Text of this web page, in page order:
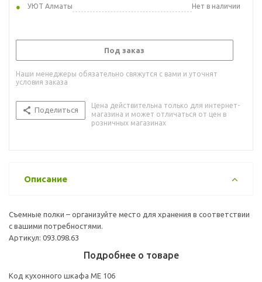
УЮТ Алматы
Нет в наличии
Под заказ
Наши менеджеры обязательно свяжутся с вами и уточнят
условия заказа
Поделиться
Цена действительна только для интернет-
магазина и может отличаться от цен в
розничных магазинах
Описание
Съемные полки – организуйте место для хранения в соответствии
с вашими потребностями.
Артикул: 093.098.63
Подробнее о товаре
Код кухонного шкафа ME 106